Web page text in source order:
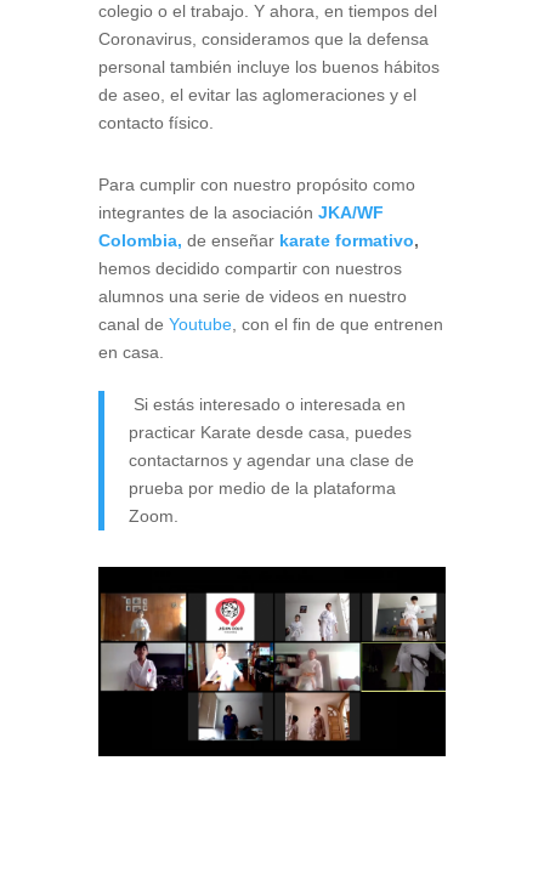
colegio o el trabajo. Y ahora, en tiempos del
Coronavirus, consideramos que la defensa
personal también incluye los buenos hábitos
de aseo, el evitar las aglomeraciones y el
contacto físico.
Para cumplir con nuestro propósito como
integrantes de la asociación JKA/WF
Colombia, de enseñar karate formativo,
hemos decidido compartir con nuestros
alumnos una serie de videos en nuestro
canal de Youtube, con el fin de que entrenen
en casa.
Si estás interesado o interesada en
practicar Karate desde casa, puedes
contactarnos y agendar una clase de
prueba por medio de la plataforma
Zoom.